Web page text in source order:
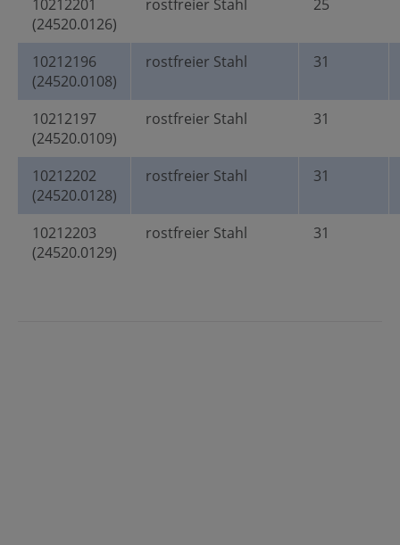
10212201
(24520.0126)
rostfreier Stahl 25
10212196
(24520.0108)
rostfreier Stahl 31
10212197
(24520.0109)
rostfreier Stahl 31
10212202
(24520.0128)
rostfreier Stahl 31
10212203
(24520.0129)
rostfreier Stahl 31